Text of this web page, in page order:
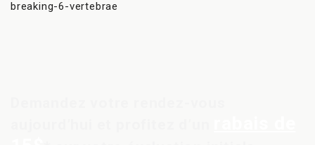
breaking-6-vertebrae